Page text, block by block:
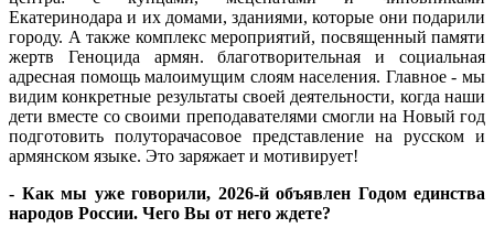
Екатеринодара и их домами, зданиями, которые они подарили
городу. А также комплекс мероприятий, посвященный памяти
жертв Геноцида армян. благотворительная и социальная
адресная помощь малоимущим слоям населения. Главное - мы
видим конкретные результаты своей деятельности, когда наши
дети вместе со своими преподавателями смогли на Новый год
подготовить полуторачасовое представление на русском и
армянском языке. Это заряжает и мотивирует!
- Как мы уже говорили, 2026-й объявлен Годом единства
народов России. Чего Вы от него ждете?